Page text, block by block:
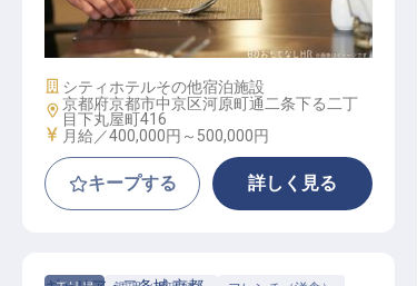
Specilatyレストランマネージャー
施設業態
シティホテルその他宿泊施設
勤務地
京都府京都市中京区河原町通二条下る二丁
目下丸屋町416
給与
月給／400,000円～ 500,000円
キープする 詳しく見る